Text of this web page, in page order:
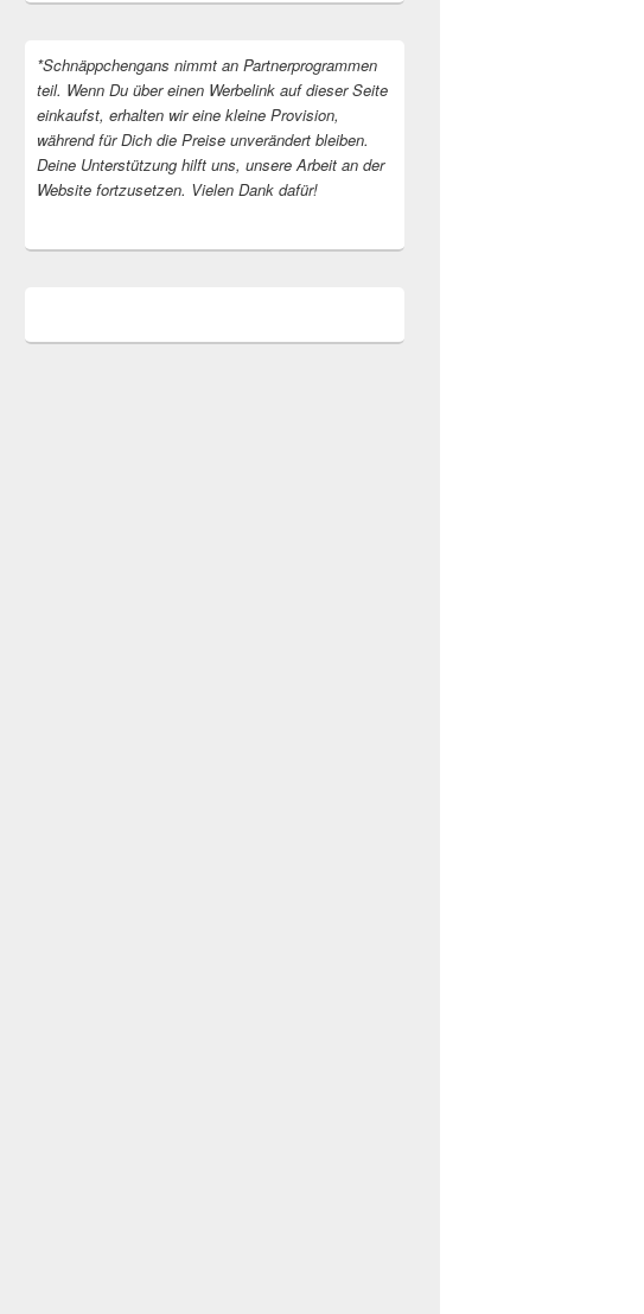
*Schnäppchengans nimmt an Partnerprogrammen
teil. Wenn Du über einen Werbelink auf dieser Seite
einkaufst, erhalten wir eine kleine Provision,
während für Dich die Preise unverändert bleiben.
Deine Unterstützung hilft uns, unsere Arbeit an der
Website fortzusetzen. Vielen Dank dafür!